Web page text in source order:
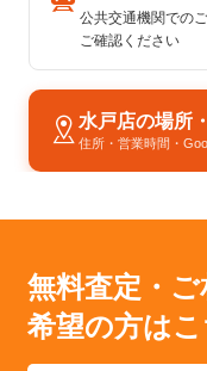
公共交通機関での
ご確認ください
水戸店の場所
住所・営業時間・
無料査定・ご
希望の方は